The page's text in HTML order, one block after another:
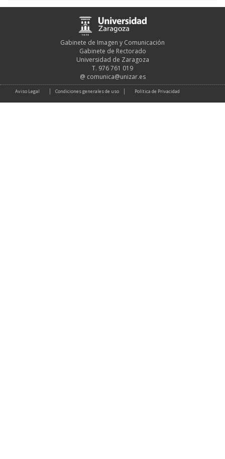
Gabinete de Imagen y Comunicación
Gabinete de Rectorado
Universidad de Zaragoza
T. 976 761 019
@ comunica@unizar.es
Aviso Legal Condiciones generales de uso Política de Privacidad